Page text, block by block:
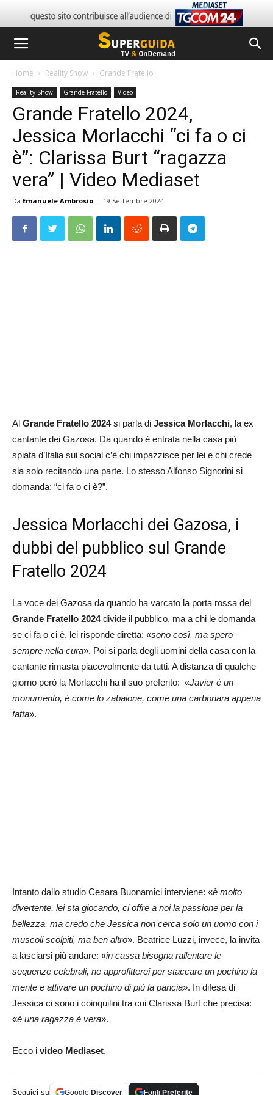
Home Reality Show Grande Fratello
Reality Show Grande Fratello Video
Grande Fratello 2024,
Jessica Morlacchi “ci fa o ci
è”: Clarissa Burt “ragazza
vera” | Video Mediaset
Da Emanuele Ambrosio - 19 Settembre 2024
Al Grande Fratello 2024si parla di Jessica Morlacchi, la ex
cantante dei Gazosa. Da quando è entrata nella casa più
spiata d’Italia sui social c’è chi impazzisce per lei e chi crede
sia solo recitando una parte. Lo stesso Alfonso Signorini si
domanda: “ci fa o ci è?”.
Jessica Morlacchi dei Gazosa, i
dubbi del pubblico sul Grande
Fratello 2024
La voce dei Gazosa da quando ha varcato la porta rossa del
Grande Fratello 2024divide il pubblico, ma a chi le domanda
se ci fa o ci è, lei risponde diretta: «sono così, ma spero
sempre nella cura». Poi si parla degli uomini della casa con la
cantante rimasta piacevolmente da tutti. A distanza di qualche
giorno però la Morlacchi ha il suo preferito: «Javier è un
monumento, è come lo zabaione, come una carbonara appena
fatta».
Intanto dallo studio Cesara Buonamici interviene: «è molto
divertente, lei sta giocando, ci offre a noi la passione per la
bellezza, ma credo che Jessica non cerca solo un uomo con i
muscoli scolpiti, ma ben altro». Beatrice Luzzi, invece, la invita
a lasciarsi più andare: «in cassa bisogna rallentare le
sequenze celebrali, ne approfitterei per staccare un pochino la
mente e attivare un pochino di più la pancia». In difesa di
Jessica ci sono i coinquilini tra cui Clarissa Burt che precisa:
«è una ragazza è vera».
Ecco i video Mediaset.
Seguici su Google Discover Fonti Preferite